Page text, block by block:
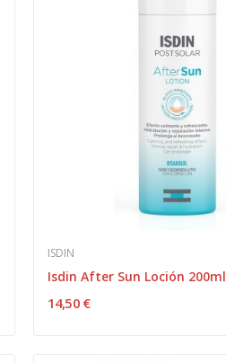
ISDIN
Isdin After Sun Loción 200ml
14,50 €